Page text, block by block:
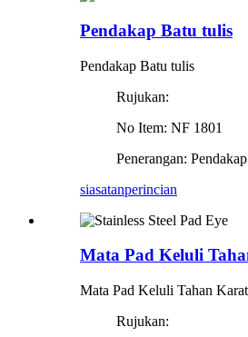
Pendakap Batu tulis
Pendakap Batu tulis
Rujukan:
No Item: NF 1801
Penerangan:
siasatanperincian
Mata Pad Keluli
Mata Pad Keluli Tahan Karat
Rujukan: